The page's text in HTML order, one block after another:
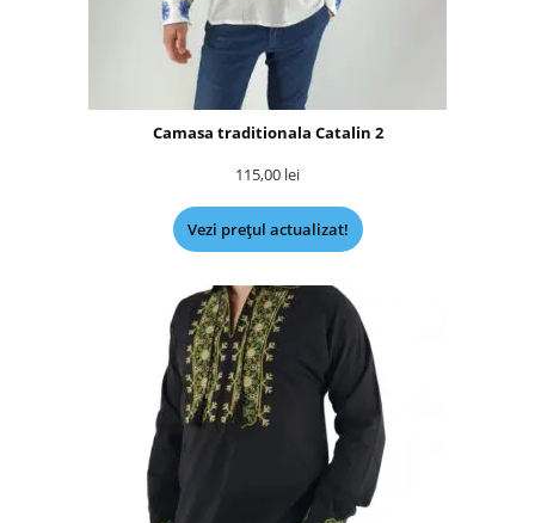
Camasa traditionala Catalin 2
115,00 lei
Vezi prețul actualizat!